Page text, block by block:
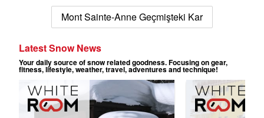
Mont Sainte-Anne Geçmişteki Kar